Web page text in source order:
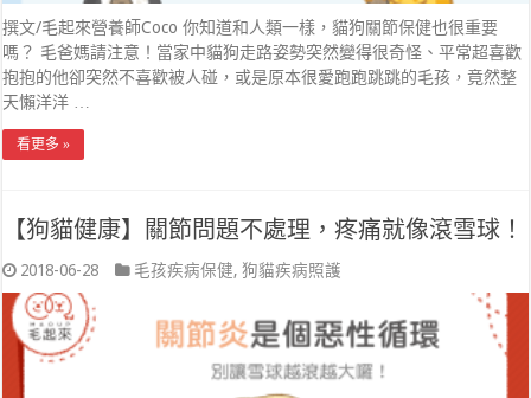
撰文/毛起來營養師Coco 你知道和人類一樣，貓狗關節保健也很重要
嗎？ 毛爸媽請注意！當家中貓狗走路姿勢突然變得很奇怪、平常超喜歡
抱抱的他卻突然不喜歡被人碰，或是原本很愛跑跑跳跳的毛孩，竟然整
天懶洋洋 …
看更多 »
【狗貓健康】關節問題不處理，疼痛就像滾雪球！
2018-06-28 毛孩疾病保健,狗貓疾病照護